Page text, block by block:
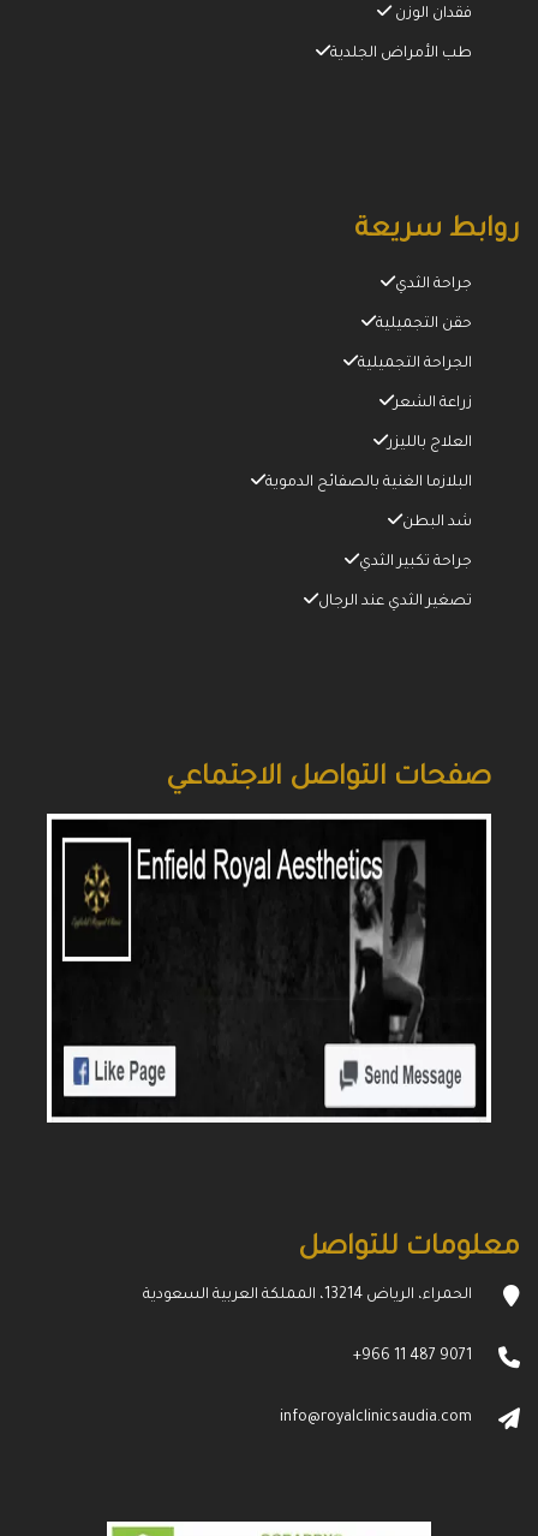
فقدان الوزن
طب الأمراض الجلدية
روابط سريعة
جراحة الثدي
حقن التجميلية
الجراحة التجميلية
زراعة الشعر
العلاج بالليزر
البلازما الغنية بالصفائح الدموية
شد البطن
جراحة تكبير الثدي
تصغير الثدي عند الرجال
صفحات التواصل الاجتماعي
معلومات للتواصل
الحمراء، الرياض 13214، المملكة العربية السعودية
+966 11 487 9071
info@royalclinicsaudia.com